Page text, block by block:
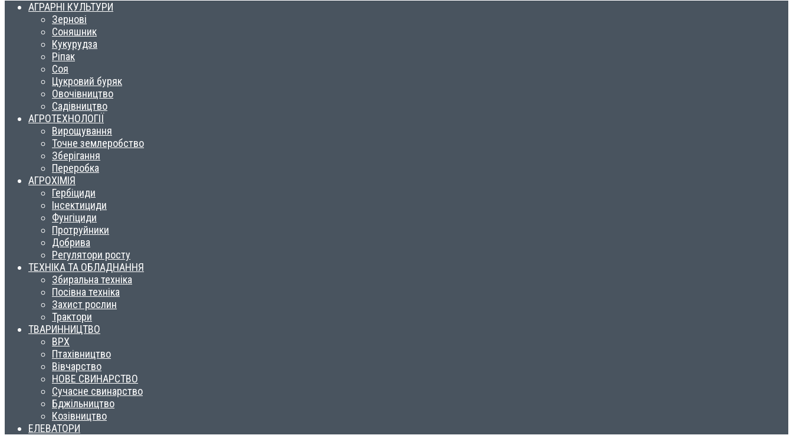
АГРАРНІ КУЛЬТУРИ
Зернові
Соняшник
Кукурудза
Ріпак
Соя
Цукровий буряк
Овочівництво
Садівництво
АГРОТЕХНОЛОГІЇ
Вирощування
Точне землеробство
Зберігання
Переробка
АГРОХІМІЯ
Гербіциди
Інсектициди
Фунгіциди
Протруйники
Добрива
Регулятори росту
ТЕХНІКА ТА ОБЛАДНАННЯ
Збиральна техніка
Посівна техніка
Захист рослин
Трактори
ТВАРИННИЦТВО
ВРХ
Птахівництво
Вівчарство
НОВЕ СВИНАРСТВО
Сучасне свинарство
Бджільництво
Козівництво
ЕЛЕВАТОРИ